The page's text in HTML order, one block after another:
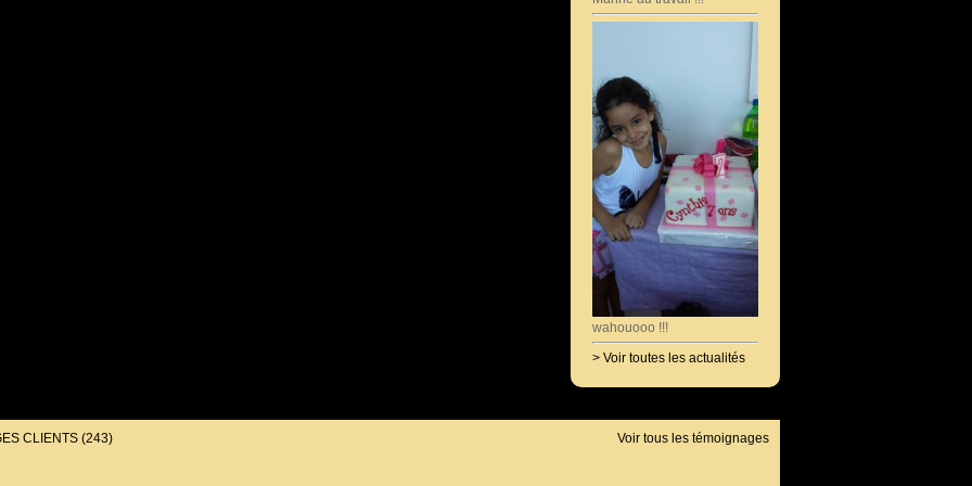
wahouooo !!!
> Voir toutes les actualités
Voir tous les témoignages
CLIENTS (243)